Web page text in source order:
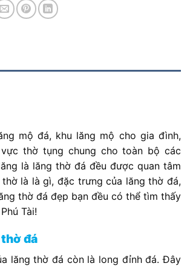
mộ đá, khu lăng mộ cho gia đình,
thờ tụng chung cho toàn bộ các
là lăng thờ đá đều được quan tâm
thờ là là gì, đặc trưng của lăng thờ đá,
thờ đá đẹp bạn đều có thể tìm thấy
Tài!
đá
lăng thờ đá còn là long đỉnh đá. Đây